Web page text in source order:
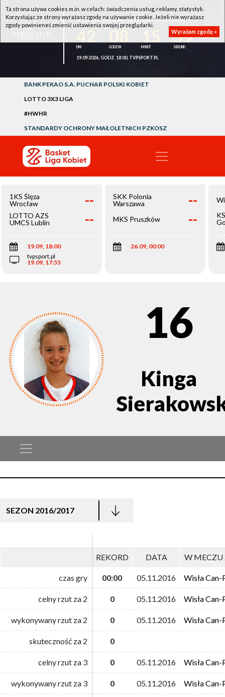
1KS ŚLĘZA WROCŁAW - LOTTO AZS UMCS LUBLIN
59
19.09.2026, GODZ. 18:00, TVPSPORT.PL
BANK PEKAO S.A. PUCHAR POLSKI KOBIET
LOTTO 3X3 LIGA
#HWHR
STANDARDY OCHRONY MAŁOLETNICH PZKOSZ
1KS Ślęza
Wrocław
--
LOTTO AZS
UMCS Lublin
--
19.09, 18:00
tvpsport.pl
19.09, 17:55
SKK Polonia
Warszawa
--
MKS Pruszków --
26.09, 00:00
16
Kinga
SEZON 2016/2017
REKORD DATA W MECZU
czas gry 00:00 05.11.2016 Wisła
celny rzut za 2 0 05.11.2016 Wisła
wykonywany rzut za 2 0 05.11.2016 Wisła
skuteczność za 2 0
celny rzut za 3 0 05.11.2016 Wisła
wykonywany rzut za 3 0 05.11.2016 Wisła
REKORD DATA W MECZU
czas gry 00:00 05.11.2016 Wisła
celny rzut za 2 0 05.11.2016 Wisła
wykonywany rzut za 2 0 05.11.2016 Wisła
skuteczność za 2 0
celny rzut za 3 0 05.11.2016 Wisła
wykonywany rzut za 3 0 05.11.2016 Wisła
Ta strona używa cookies m.in. w celach: świadczenia usług, reklamy, statystyk.
Korzystając ze strony wyrażasz zgodę na używanie cookie. Jeżeli nie wyrażasz
zgody powinieneś zmienić ustawienia swojej przeglądarki.
Wyrażam zgodę »